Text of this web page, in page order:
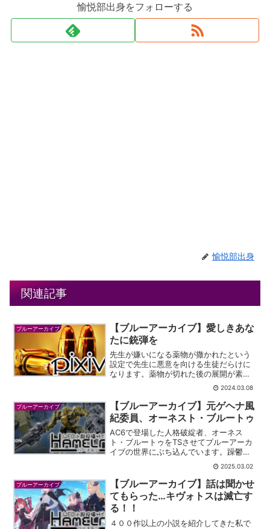
愉悦部出身をフォローする
愉悦部出身
関連記事
ブルーアーカイブ
【ブルーアーカイブ】愛しきあな
たに銃弾を
先生が嫌いになる薬物が撒かれたという
設定で先生に悪意を向ける生徒だらけに
なります。薬物が切れた後の展開が素敵
2024.03.08
ブルーアーカイブ
【ブルーアーカイブ】元ゲヘナ風
紀委員、オーネスト・ブルートゥ
AC6で登場した人格破綻者、オーネス
ト・ブルートゥをTSさせてブルーアーカ
イブの世界にぶち込んでいます。躁鬱病
のような情緒のジェットコースタ―を作
り上げるsilvie氏が書かれています。
2025.03.02
ブルーアーカイブ
【ブルーアーカイブ】話は聞かせ
てもらった…キヴォトスは滅亡す
る！！
４００作以上の小説を紹介してきた私で